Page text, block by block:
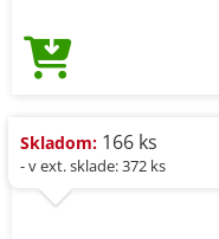
Skladom: 166 ks
- v ext. sklade: 372 ks